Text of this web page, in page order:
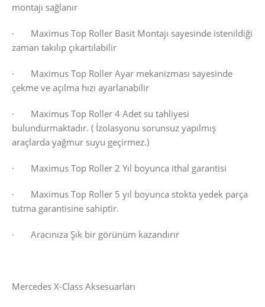
montajı sağlanır
· Maximus Top Roller Basit Montajı sayesinde istenildiği
zaman takılıp çıkartılabilir
· Maximus Top Roller Ayar mekanizması sayesinde
çekme ve açılma hızı ayarlanabilir
· Maximus Top Roller 4 Adet su tahliyesi
bulundurmaktadır. ( İzolasyonu sorunsuz yapılmış
araçlarda yağmur suyu geçirmez.)
· Maximus Top Roller 2 Yıl boyunca ithal garantisi
· Maximus Top Roller 5 yıl boyunca stokta yedek parça
tutma garantisine sahiptir.
· Aracınıza Şık bir görünüm kazandırır
Mercedes X-Class Aksesuarları